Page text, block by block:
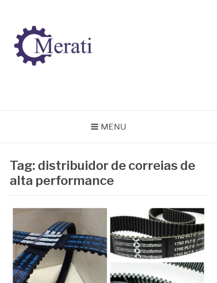
conteúdo
MENU
Tag: distribuidor de correias de
alta performance